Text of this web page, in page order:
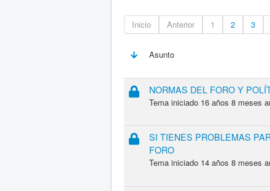
Inicio Anterior 1 2 3
Asunto
NORMAS DEL FORO Y
Tema iniciado 16 años 8 meses
SI TIENES PROBLEMAS
FORO
Tema iniciado 14 años 8 meses